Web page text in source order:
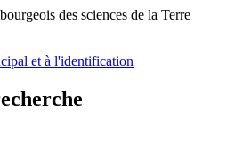
des sciences de la Terre
et à l'identification